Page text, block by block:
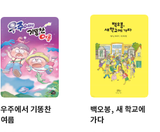
우주에서 기똥찬
여름
백오봉, 새 학교에
가다